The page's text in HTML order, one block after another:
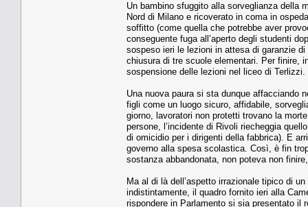
Un bambino sfuggito alla sorveglianza della
Nord di Milano e ricoverato in coma in
soffitto (come quella che potrebbe aver
conseguente fuga all’aperto degli studenti
sospeso ieri le lezioni in attesa di garanzie
chiusura di tre scuole elementari. Per finire,
sospensione delle lezioni nel liceo di Terlizzi.
Una nuova paura si sta dunque affacciando
figli come un luogo sicuro, affidabile,
giorno, lavoratori non protetti trovano la
persone, l’incidente di Rivoli riecheggia
di omicidio per i dirigenti della fabbrica). E
governo alla spesa scolastica. Così, è fin
sostanza abbandonata, non poteva non
Ma al di là dell’aspetto irrazionale tipico di
indistintamente, il quadro fornito ieri alla
rispondere in Parlamento si sia presentato il